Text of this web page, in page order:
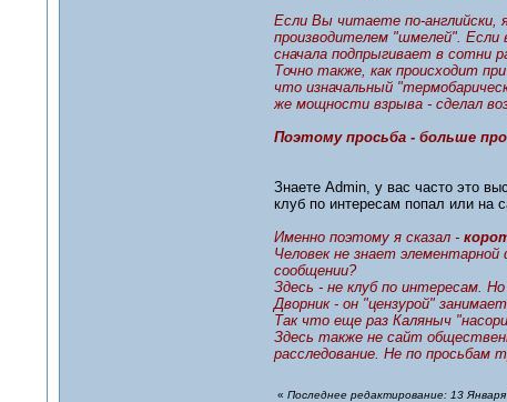
Если Вы читаете по-английски,
производителем "шмелей". Если
сначала подпрыгивает в сотни
Точно также, как происходит
что изначальный
же мощности взрыва - сделал
Поэтому просьба - больше
Знаете Admin, у вас часто это
клуб по интересам попал или на
Именно поэтому я сказал -
Человек не знает
сообщении?
Здесь - не клуб по интересам.
Дворник - он "цензурой"
Так что еще раз Каляныч
Здесь также не сайт
расследование. Не по просьбам
« Последнее редактирование: 13